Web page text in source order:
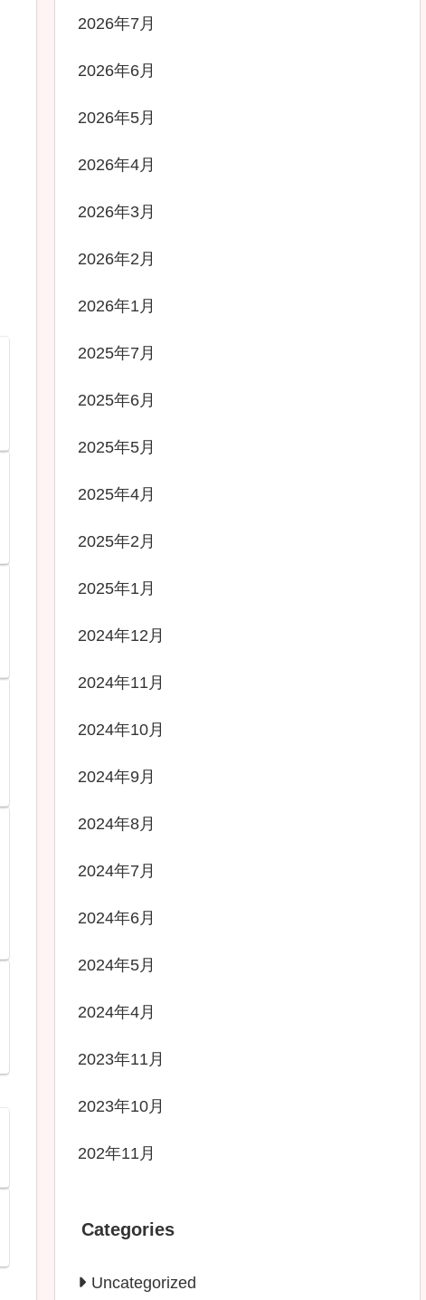
2026年7月
2026年6月
2026年5月
2026年4月
2026年3月
2026年2月
2026年1月
2025年7月
2025年6月
2025年5月
2025年4月
2025年2月
2025年1月
2024年12月
2024年11月
2024年10月
2024年9月
2024年8月
2024年7月
2024年6月
2024年5月
2024年4月
2023年11月
2023年10月
202年11月
Categories
Uncategorized